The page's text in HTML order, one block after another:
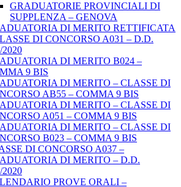
GRADUATORIE PROVINCIALI DI
SUPPLENZA – GENOVA
DI MERITO RETTIFICATA
DI CONCORSO A031 – D.D.
2020
DI MERITO B024 –
9 BIS
DI MERITO – CLASSE DI
AB55 – COMMA 9 BIS
DI MERITO – CLASSE DI
A051 – COMMA 9 BIS
DI MERITO – CLASSE DI
B023 – COMMA 9 BIS
DI CONCORSO A037 –
DI MERITO – D.D.
2020
PROVE ORALI –